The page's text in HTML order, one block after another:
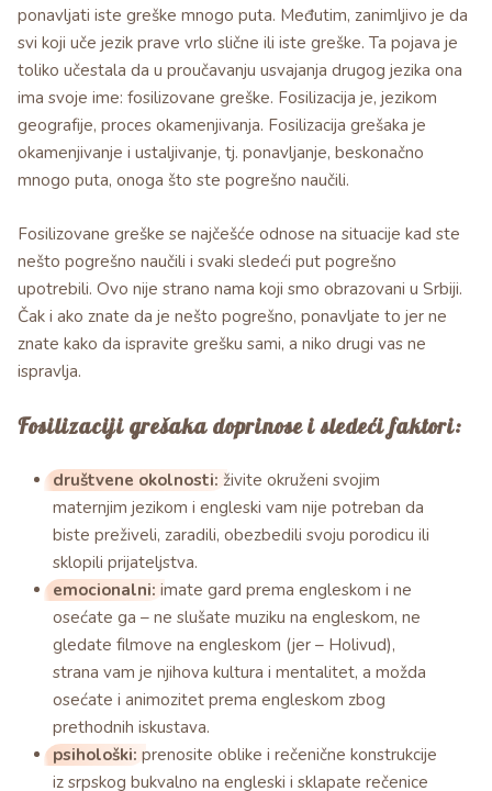
ponavljati iste greške mnogo puta. Međutim, zanimljivo je da
svi koji uče jezik prave vrlo slične ili iste greške. Ta pojava je
toliko učestala da u proučavanju usvajanja drugog jezika ona
ima svoje ime: fosilizovane greške. Fosilizacija je, jezikom
geografije, proces okamenjivanja. Fosilizacija grešaka je
okamenjivanje i ustaljivanje, tj. ponavljanje, beskonačno
mnogo puta, onoga što ste pogrešno naučili.
Fosilizovane greške se najčešće odnose na situacije kad ste
nešto pogrešno naučili i svaki sledeći put pogrešno
upotrebili. Ovo nije strano nama koji smo obrazovani u Srbiji.
Čak i ako znate da je nešto pogrešno, ponavljate to jer ne
znate kako da ispravite grešku sami, a niko drugi vas ne
ispravlja.
Fosilizaciji grešaka doprinose i sledeći faktori:
društvene okolnosti: živite okruženi svojim
maternjim jezikom i engleski vam nije potreban da
biste preživeli, zaradili, obezbedili svoju porodicu ili
sklopili prijateljstva.
emocionalni: imate gard prema engleskom i ne
osećate ga – ne slušate muziku na engleskom, ne
gledate filmove na engleskom (jer – Holivud),
strana vam je njihova kultura i mentalitet, a možda
osećate i animozitet prema engleskom zbog
prethodnih iskustava.
psihološki: prenosite oblike i rečenične konstrukcije
iz srpskog bukvalno na engleski i sklapate rečenice